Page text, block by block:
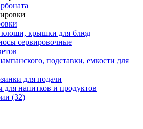
клоши, крышки для блюд
сервировочные
подставки, емкости для
для подачи
для напитков и продуктов
(32)